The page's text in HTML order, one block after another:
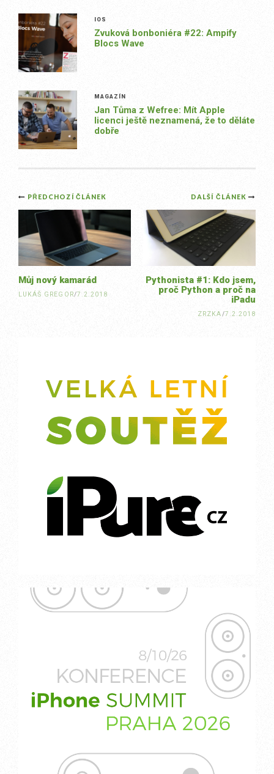
IOS
Zvuková bonboniéra #22: Ampify
Blocs Wave
MAGAZÍN
Jan Tůma z Wefree: Mít Apple
licenci ještě neznamená, že to děláte
dobře
Post
navigation
DALŠÍ ČLÁNEK
Pythonista #1: Kdo jsem,
proč Python a proč na
iPadu
ZRZKA/7.2.2018
PŘEDCHOZÍ ČLÁNEK
Můj nový kamarád
LUKÁŠ GREGOR/7.2.2018